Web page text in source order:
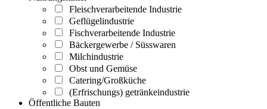
Fleischverarbeitende Industrie
Geflügelindustrie
Fischverarbeitende Industrie
Bäckergewerbe / Süsswaren
Milchindustrie
Obst und Gemüse
Catering/Großküche
(Erfrischungs) getränkeindustrie
Öffentliche Bauten